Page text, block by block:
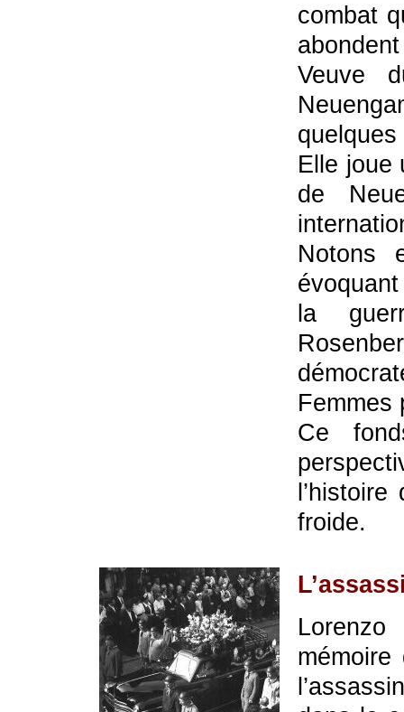
combat
Veuve
Elle joue
de
Notons
la
Ce
froide.